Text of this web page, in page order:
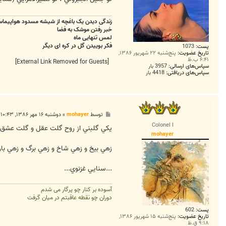
پست: 1073
تاریخ عضویت: پنج‌شنبه ۲۲ شهریور ۱۳۸۶,
۶:۴۱ ب.ظ
سپاس‌های ارسالی: 3957 بار
سپاس‌های دریافتی: 4418 بار
زندگی دیدن یک باغچه از شیشه مسدود
خبر رفتن موشک به فضا
لمس تنهایی ماه
فکر بوییدن گل در کره ای دیگر
[External Link Removed for Guests]
Colonel I
mohayer
پست: 602
تاریخ عضویت: پنج‌شنبه ۱۵ شهریور ۱۳۸۶,
۹:۱۸ ق.ظ
ت
توسطmohayer
»دوشنبه ۱۶ مهر ۱۳۸۶, ۱۰:۴۳ ق.ظ
يکي گلبني از روح گلت عقل و گلت عشق
زهي بيخ و زهي شاخ و زهي برگ و زهي
...سنايي غزنوي...
آسوده بر کنار چو پرگار می شدم
دوران چو نقطه عاقبتم در میان گرفت